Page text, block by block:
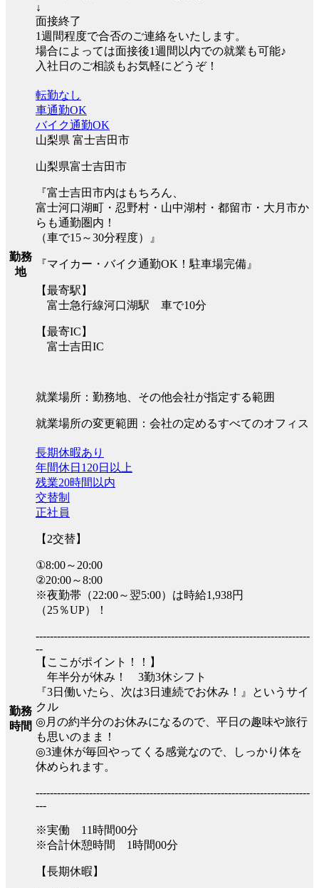
↓
面接終了
1週間程度で合否のご連絡をいたします。
場合によっては面接後1週間以内での就業も可能♪
入社日のご相談もお気軽にどうぞ！
勤務
地
転勤なし
車通勤OK
バイク通勤OK
山梨県 富士吉田市
山梨県富士吉田市
『富士吉田市内はもちろん、
富士河口湖町・忍野村・山中湖村・都留市・大月市か
らも通勤圏内！
（車で15～30分程度）』
『マイカー・バイク通勤OK！駐車場完備』
【最寄駅】
富士急行線河口湖駅 車で10分
【最寄IC】
富士吉田IC
就業場所：勤務地、その他会社が指定する範囲
就業場所の変更範囲：会社の定めるすべてのオフィス
勤務
時間
長期休暇あり
年間休日120日以上
残業20時間以内
交替制
正社員
【2交替】
①8:00～20:00
②20:00～8:00
※夜勤帯（22:00～翌5:00）は時給1,938円
（25％UP）！
-----------------------------------------------------------------------------
--
【ここがポイント！！】
年半分が休み！ 3勤3休シフト
『3日働いたら、次は3日連続でお休み！』というサイ
クル
◎月の約半分のお休みになるので、平日の趣味や旅行
も思いのまま！
◎3連休が毎回やってくる感覚なので、しっかり体を
休められます。
-----------------------------------------------------------------------------
---
※実働 11時間00分
※合計休憩時間 1時間00分
【長期休暇】